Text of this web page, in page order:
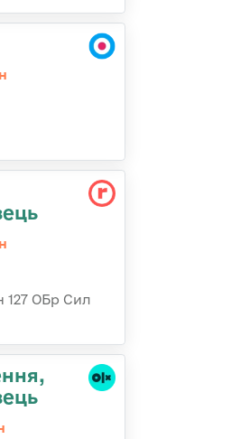
127 ОБр Сил